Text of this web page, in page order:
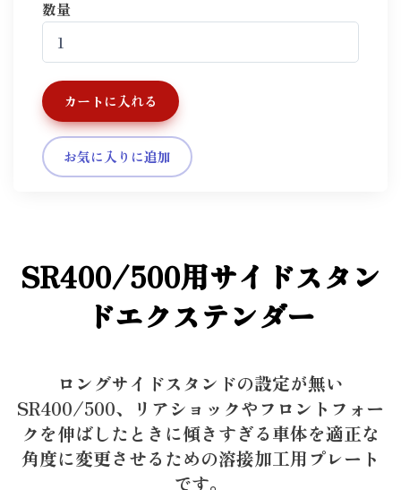
数量
カートに入れる
お気に入りに追加
SR400/500用サイドスタン
ドエクステンダー
ロングサイドスタンドの設定が無い
SR400/500、リアショックやフロントフォー
クを伸ばしたときに傾きすぎる車体を適正な
角度に変更させるための溶接加工用プレート
です。